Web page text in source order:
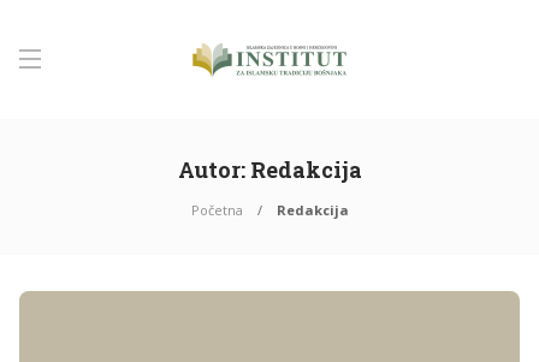
Autor: Redakcija
Početna Redakcija